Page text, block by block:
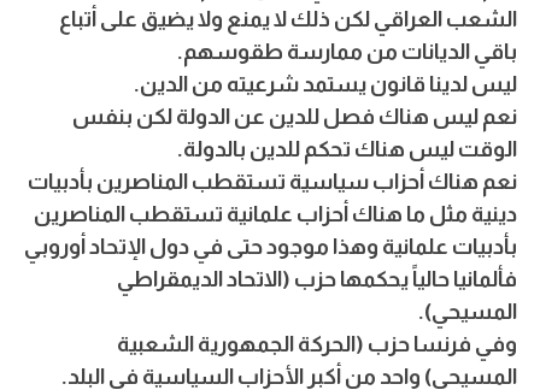
الشعب العراقي لكن ذلك لا يمنع ولا يضيق على أتباع
باقي الديانات من ممارسة طقوسهم.
ليس لدينا قانون يستمد شرعيته من الدين.
نعم ليس هناك فصل للدين عن الدولة لكن بنفس
الوقت ليس هناك تحكم للدين بالدولة.
نعم هناك أحزاب سياسية تستقطب المناصرين بأدبيات
دينية مثل ما هناك أحزاب علمانية تستقطب المناصرين
بأدبيات علمانية وهذا موجود حتى في دول الإتحاد أوروبي
فألمانيا حالياً يحكمها حزب (الاتحاد الديمقراطي
المسيحي).
وفي فرنسا حزب (الحركة الجمهورية الشعبية
المسيحي) واحد من أكبر الأحزاب السياسية في البلد.